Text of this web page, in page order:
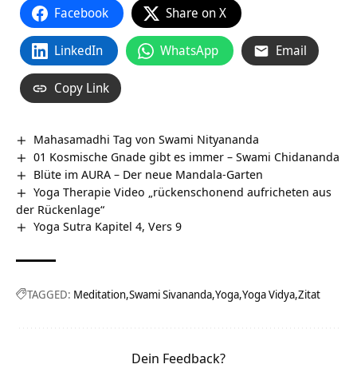
Facebook Share on X
LinkedIn WhatsApp Email
Copy Link
Mahasamadhi Tag von Swami Nityananda
01 Kosmische Gnade gibt es immer – Swami Chidananda
Blüte im AURA – Der neue Mandala-Garten
Yoga Therapie Video „rückenschonend aufricheten aus
der Rückenlage“
Yoga Sutra Kapitel 4, Vers 9
TAGGED: Meditation Swami Sivananda Yoga Yoga Vidya Zitat
Dein Feedback?